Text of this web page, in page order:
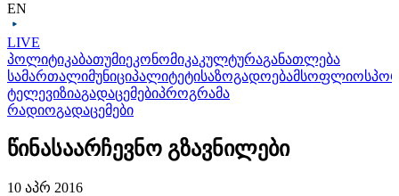
EN
LIVE
პოლიტიკაბათუმიეკონომიკაკულტურაგანათლება
სამართალიმუნიციპალიტეტისაზოგადოებამსოფლიო
ტელევიზიაგადაცემებიპროგრამა
რადიოგადაცემები
წინასაარჩევნო გზავნილები
10 აპრ 2016